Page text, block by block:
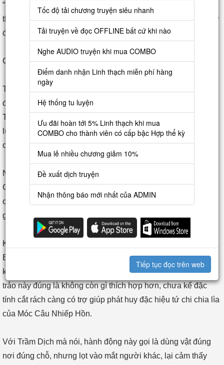
“Ngươi đã lấy được trang bị đặc thù cấp D, ngươi tùy thời có
thể mở ra cổng trở về đô thị. Phóng thích cổng trở về cần chờ
đợi thời gian một phút đồng hồ.”
Có chút giật mình ngạc nhiên, Trầm Dịch lắc đầu thở dài.
Trảo Cuồng Bạo này coi như một kiện trang bị đặc thù tạm
được, kỹ năng kèm theo cũng đồng dạng có thể, bất quá
Trầm Dịch chủ yếu đánh khoái công, liền một phần ba giá trị
lực lượng đều rất khó phát huy được, dùng nó thật sự không
có ý nghĩa.
Nghĩ nghĩ, hắn gỡ xuống nhẫn Cuồng Bạo, đem cả trảo
Cuồng Bạo ném một thể cho binh sĩ cách đấu John, vứt thêm
cho hắn một lọ nước thuốc khôi phục: “Đều cho ngươi, cố
gắng dùng đi.”
Kỹ năng chuyên chúc của John là Móc Câu Nhiếp Hồn của
Barbossa, không có vũ khí loại trảo câu, cái gì cũng nhiếp
không được, tương đương uổng công học. Cho John dùng
trảo này đúng là không còn gì thích hợp hơn, chưa kể đặc
tính cắt rách càng có trợ giúp phát huy đặc hiệu tứ chi chia lìa
của Móc Câu Nhiếp Hồn.
Với Trầm Dịch mà nói, hành động này gọi là dùng vật đúng
nơi đúng chỗ, nhưng lọt vào mắt người khác, lại cảm thấy
Tốc độ tải chương truyện siêu nhanh
Tải truyện về đọc OFFLINE bất cứ khi nào
Nghe AUDIO truyện khi mua COMBO
Điểm danh nhận Linh thạch miễn phí hàng
ngày
Hệ thống tu luyện
Ưu đãi hoàn tới 5% Linh thạch khi mua
COMBO cho thành viên có cấp bậc Hợp thể kỳ
Mua lẻ nhiều chương giảm 10%
Đề xuất dịch truyện
Nhận thông báo mới nhất của ADMIN
Tiếp tục đọc trên web